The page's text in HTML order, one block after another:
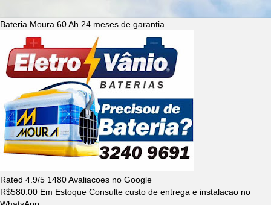
Bateria Moura 60 Ah 24 meses de garantia
Rated 4.9/5 1480Avaliacoes no Google
R$580.00 Em Estoque Consulte custo de entrega e instalacao no